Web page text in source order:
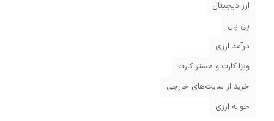
ارز دیجیتال
پی پال
درآمد ارزی
ویزا کارت و مستر کارت
خرید از سایت‌های خارجی
حواله ارزی